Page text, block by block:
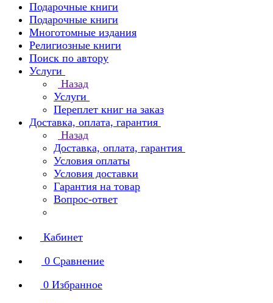
Подарочные книги
Подарочные книги
Многотомные издания
Религиозные книги
Поиск по автору
Услуги
Назад
Услуги
Переплет книг на заказ
Доставка, оплата, гарантия
Назад
Доставка, оплата, гарантия
Условия оплаты
Условия доставки
Гарантия на товар
Вопрос-ответ
Кабинет
0 Сравнение
0 Избранное